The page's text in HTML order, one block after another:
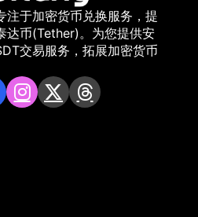
注于加密货币兑换服务，提
达币(Tether)。为您提供安
交易服务，拓展加密货币